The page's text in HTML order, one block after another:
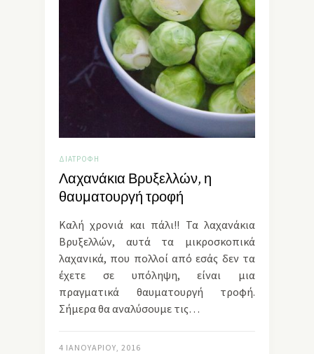
ΔΙΑΤΡΟΦΉ
Λαχανάκια Βρυξελλών, η
θαυματουργή τροφή
Καλή χρονιά και πάλι!! Τα λαχανάκια
Βρυξελλών, αυτά τα μικροσκοπικά
λαχανικά, που πολλοί από εσάς δεν τα
έχετε σε υπόληψη, είναι μια
πραγματικά θαυματουργή τροφή.
Σήμερα θα αναλύσουμε τις…
4 ΙΑΝΟΥΑΡΊΟΥ, 2016